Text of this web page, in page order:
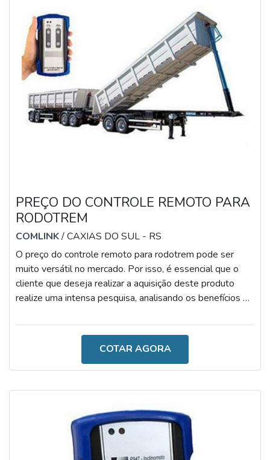
PREÇO DO CONTROLE REMOTO PARA
RODOTREM
COMLINK/ CAXIAS DO SUL - RS
O preço do controle remoto para rodotrem pode ser
muito versátil no mercado. Por isso, é essencial que o
cliente que deseja realizar a aquisição deste produto
realize uma intensa pesquisa, analisando os benefícios de
diversas vantagens às empresas e aos operadores, tais
automática das caixas de carga; Fácil manuseio; Baixo
consumo de pilhas que duram por diversos meses; Entre
COTAR AGORA